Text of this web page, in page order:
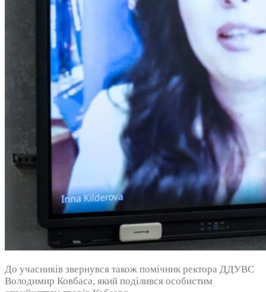
До учасників звернувся також помічник ректора ДДУВС
Володимир Ковбаса, який поділився особистим